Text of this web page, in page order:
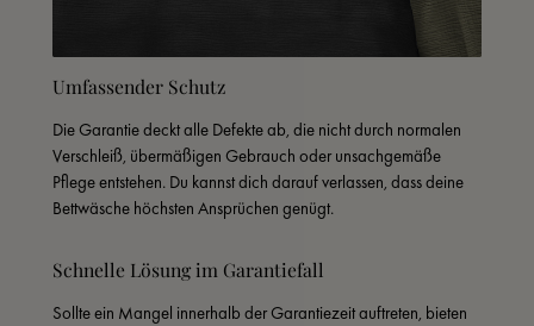
Umfassender Schutz
Die Garantie deckt alle Defekte ab, die nicht durch normalen
Verschleiß, übermäßigen Gebrauch oder unsachgemäße
Pflege entstehen. Du kannst dich darauf verlassen, dass deine
Bettwäsche höchsten Ansprüchen genügt.
Schnelle Lösung im Garantiefall
Sollte ein Mangel innerhalb der Garantiezeit auftreten, bieten